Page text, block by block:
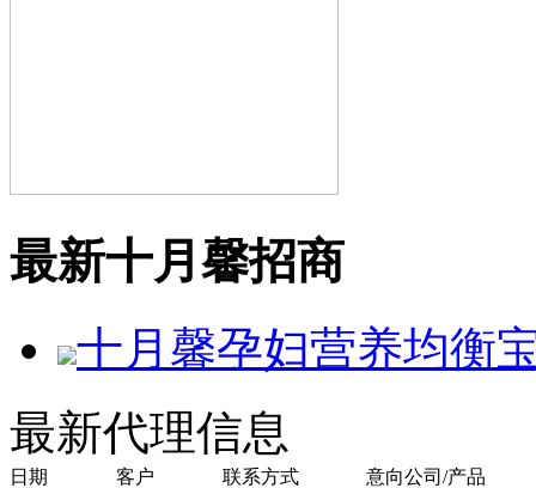
最新十月馨招商
十月馨孕妇营养均衡
最新代理信息
日期 客户 联系方式
意向公司/产品